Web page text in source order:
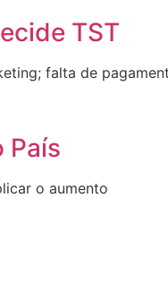
TST
falta de
País
o aumento